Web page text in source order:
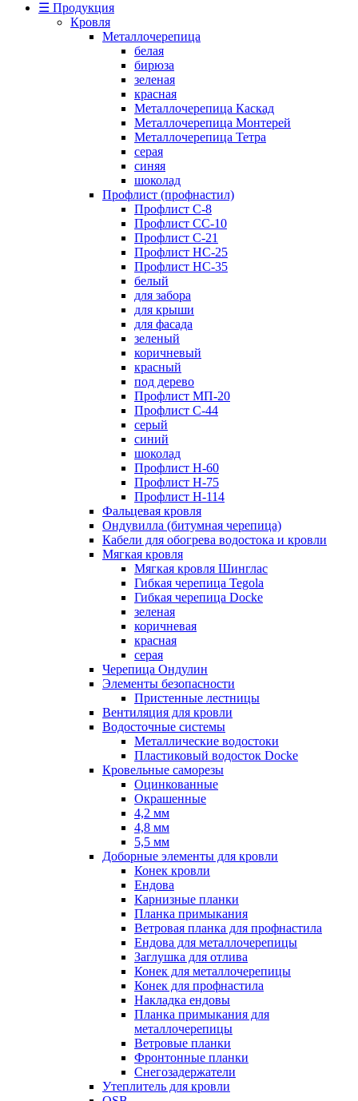
☰ Продукция
Кровля
Металлочерепица
белая
бирюза
зеленая
красная
Металлочерепица Каскад
Металлочерепица Монтерей
Металлочерепица Тетра
серая
синяя
шоколад
Профлист (профнастил)
Профлист С-8
Профлист СС-10
Профлист C-21
Профлист НС-25
Профлист НС-35
белый
для забора
для крыши
для фасада
зеленый
коричневый
красный
под дерево
Профлист МП-20
Профлист С-44
серый
синий
шоколад
Профлист Н-60
Профлист Н-75
Профлист H-114
Фальцевая кровля
Ондувилла (битумная черепица)
Кабели для обогрева водостока и кровли
Мягкая кровля
Мягкая кровля Шинглас
Гибкая черепица Tegola
Гибкая черепица Docke
зеленая
коричневая
красная
серая
Черепица Ондулин
Элементы безопасности
Пристенные лестницы
Вентиляция для кровли
Водосточные системы
Металлические водостоки
Пластиковый водосток Docke
Кровельные саморезы
Оцинкованные
Окрашенные
4,2 мм
4,8 мм
5,5 мм
Доборные элементы для кровли
Конек кровли
Ендова
Карнизные планки
Планка примыкания
Ветровая планка для профнастила
Ендова для металлочерепицы
Заглушка для отлива
Конек для металлочерепицы
Конек для профнастила
Накладка ендовы
Планка примыкания для
металлочерепицы
Ветровые планки
Фронтонные планки
Снегозадержатели
Утеплитель для кровли